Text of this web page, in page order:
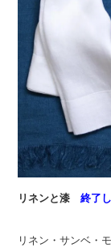
リネンと漆 終了
リネン・サンベ・